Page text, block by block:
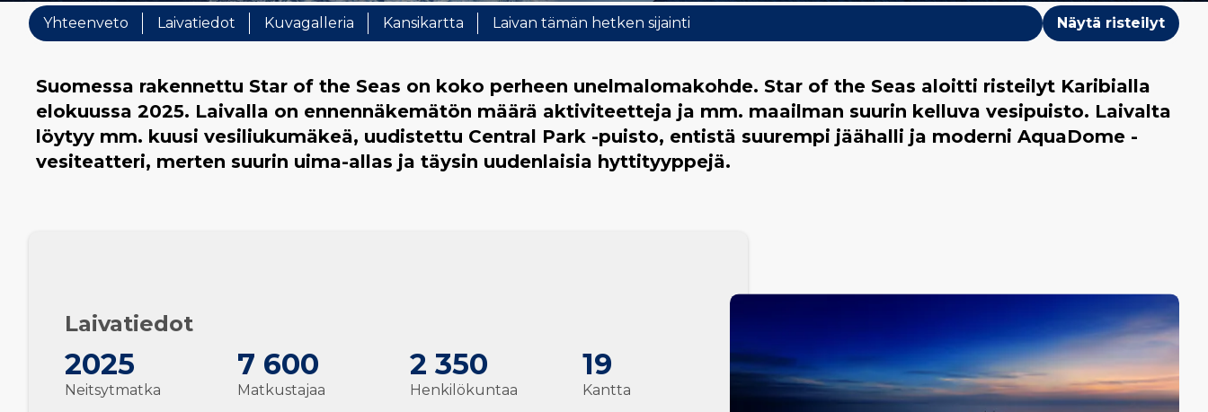
Yhteenveto Laivatiedot Kuvagalleria Kansikartta Laivan tämän hetken sijainti Näytä risteilyt
Suomessa rakennettu Star of the Seas on koko perheen unelmalomakohde. Star of the Seas aloitti risteilyt Karibialla
elokuussa 2025. Laivalla on ennennäkemätön määrä aktiviteetteja ja mm. maailman suurin kelluva vesipuisto. Laivalta
löytyy mm. kuusi vesiliukumäkeä, uudistettu Central Park -puisto, entistä suurempi jäähalli ja moderni AquaDome -
vesiteatteri, merten suurin uima-allas ja täysin uudenlaisia hyttityyppejä.
Laivatiedot
Neitsytmatka
2025
Matkustajaa
7 600
Henkilökuntaa
2 350
Kantta
19